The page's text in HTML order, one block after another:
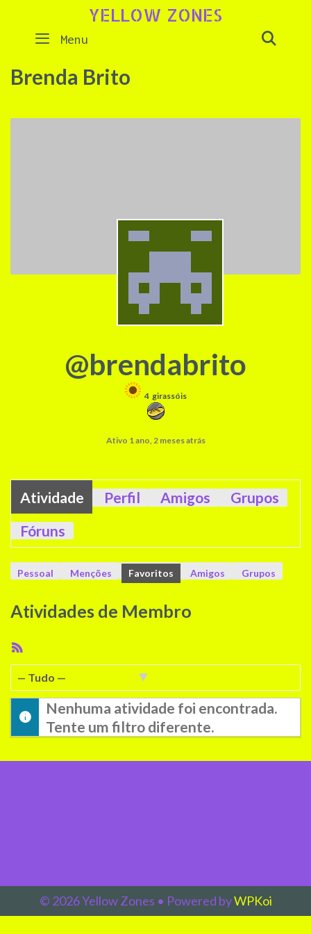
content
YELLOW ZONES
Menu
Brenda Brito
@brendabrito
4 girassóis
Ativo 1 ano, 2 meses atrás
Atividade Perfil Amigos
Grupos
Fóruns
Pessoal Menções Favoritos Amigos Grupos
Atividades de Membro
Feed
RSS
Mostrar:
Nenhuma atividade foi encontrada.
Tente um filtro diferente.
© 2026 Yellow Zones • Powered byWPKoi